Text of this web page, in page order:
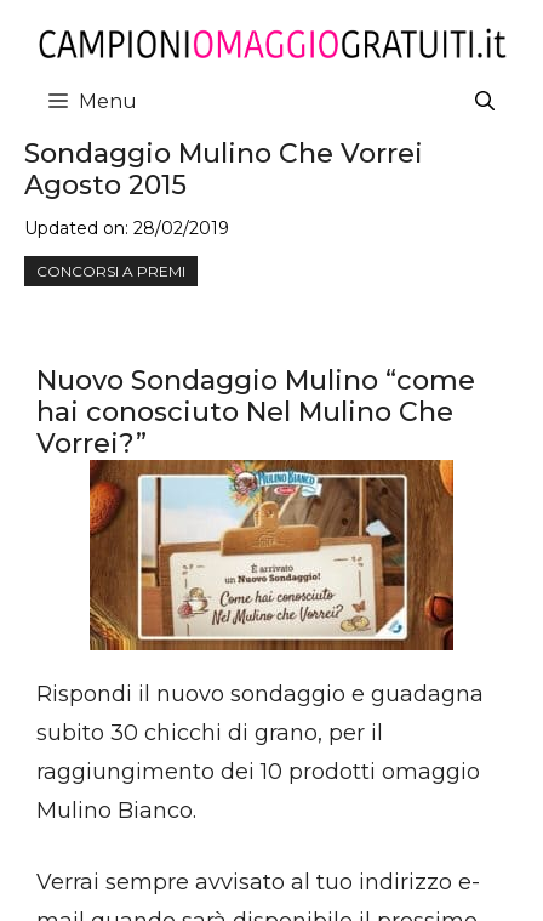
contenuto
Menu
Sondaggio Mulino Che Vorrei
Agosto 2015
Updated on: 28/02/2019
CONCORSI A PREMI
Nuovo Sondaggio Mulino “come
hai conosciuto Nel Mulino Che
Vorrei?”
Rispondi il nuovo sondaggio e guadagna
subito 30 chicchi di grano, per il
raggiungimento dei 10 prodotti omaggio
Mulino Bianco.
Verrai sempre avvisato al tuo indirizzo e-